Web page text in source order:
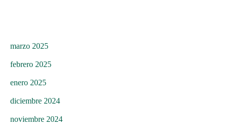
marzo 2025
febrero 2025
enero 2025
diciembre 2024
noviembre 2024